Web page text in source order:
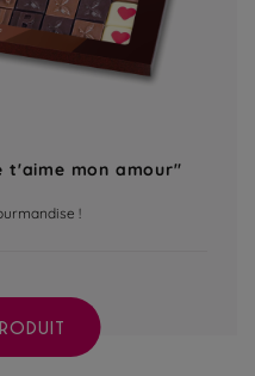
t'aime mon amour"
!